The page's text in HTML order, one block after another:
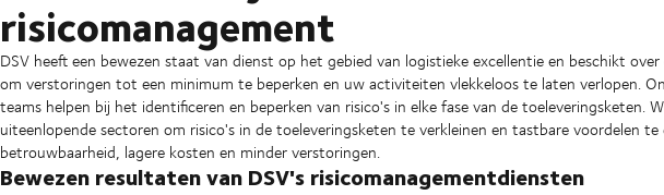
risicomanagement
DSV heeft een bewezen staat van dienst op het gebied van logistieke excellentie en beschikt
om verstoringen tot een minimum te beperken en uw activiteiten vlekkeloos te laten verlopen.
teams helpen bij het identificeren en beperken van risico's in elke fase van de toeleveringsketen.
uiteenlopende sectoren om risico's in de toeleveringsketen te verkleinen en tastbare voordelen
betrouwbaarheid, lagere kosten en minder verstoringen.
Bewezen resultaten van DSV's risicomanagementdiensten